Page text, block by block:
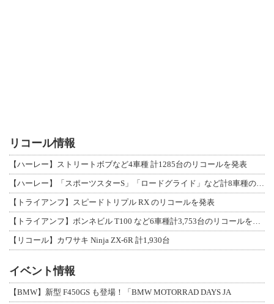
リコール情報
【ハーレー】ストリートボブなど4車種 計1285台のリコールを発表
【トライアンフ】スピードトリプル RX のリコールを発表
【リコール】カワサキ Ninja ZX-6R 計1,930台
イベント情報
【BMW】新型 F450GS も登場！「BMW MOTORRAD DAYS JA